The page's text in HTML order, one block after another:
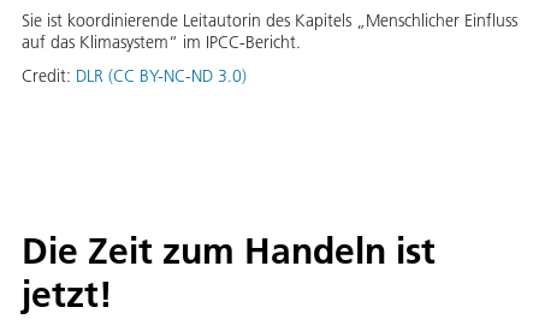
Sie ist koordinierende Leitautorin des Kapitels „Menschlicher Einfluss
auf das Klimasystem“ im IPCC-Bericht.
Credit: DLR (CC BY-NC-ND 3.0)
Die Zeit zum Handeln ist
jetzt!